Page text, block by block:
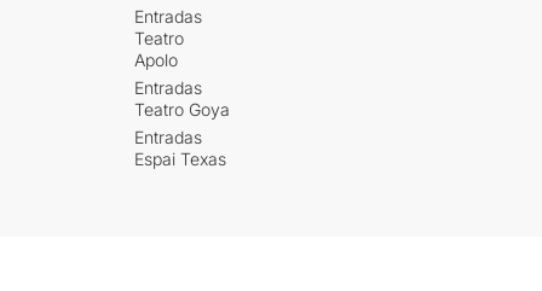
Entradas
Teatro
Apolo
Entradas
Teatro Goya
Entradas
Espai Texas